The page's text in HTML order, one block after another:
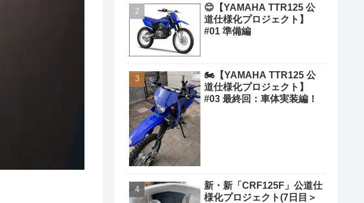
😊【YAMAHA TTR125 公
道仕様化プロジェクト】
#01 準備編
🏍️【YAMAHA TTR125 公
道仕様化プロジェクト】
#03 最終回：車体実装編！
新・新「CRF125F」公道仕
様化プロジェクト(7日目＞